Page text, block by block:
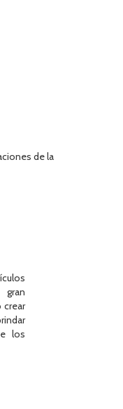
de la
crear
los